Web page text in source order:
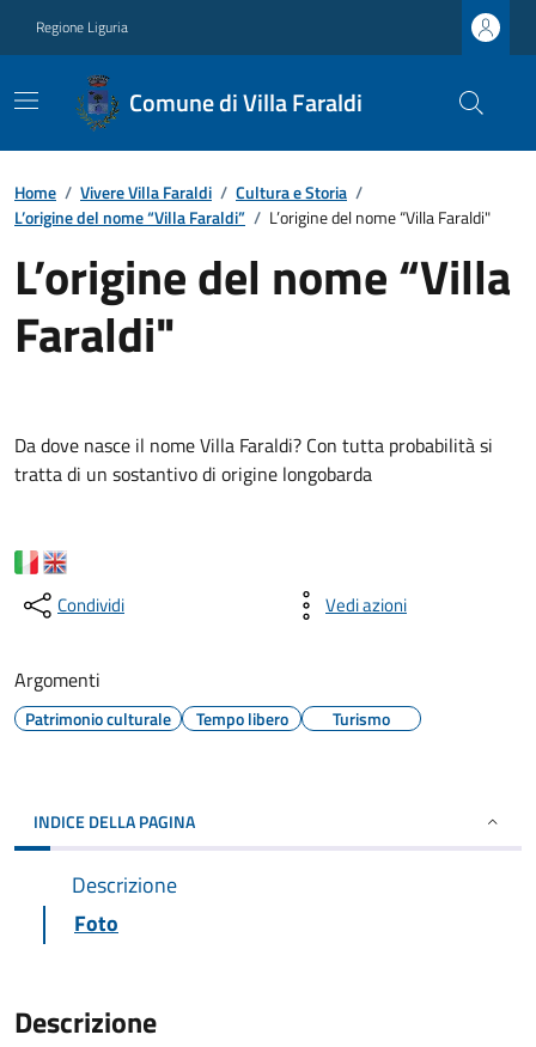
Regione Liguria
Comune di Villa Faraldi
Home / Vivere Villa Faraldi / Cultura e Storia /
L’origine del nome “Villa Faraldi” / L’origine del nome “Villa Faraldi"
L’origine del nome “Villa
Faraldi"
Da dove nasce il nome Villa Faraldi? Con tutta probabilità si
tratta di un sostantivo di origine longobarda
Condividi Vedi azioni
Argomenti
Patrimonio culturale Tempo libero Turismo
INDICE DELLA PAGINA
Descrizione
Foto
Descrizione